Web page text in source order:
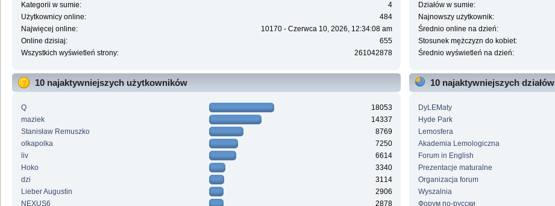
Kategorii w sumie:
4
Użytkownicy online:
484
Najwięcej online:
10170 - Czerwca 10, 2026, 12:34:08 am
Online dzisiaj:
655
Wszystkich wyświetleń strony:
261042878
Działów w sumie:
Najnowszy użytkownik:
Średnio online na dzień:
Stosunek mężczyzn do kobiet:
Średnio wyświetleń na dzień:
10 najaktywniejszych użytkowników
Q
18053
maziek
14337
Stanisław Remuszko
8769
olkapolka
7250
liv
6614
Hoko
3340
dzi
3114
Lieber Augustin
2906
NEXUS6
2878
10 najaktywniejszych działów
DyLEMaty
Hyde Park
Lemosfera
Akademia Lemologiczna
Forum in English
Prezentacje maturalne
Organizacja forum
Wyszalnia
Форум по-русски